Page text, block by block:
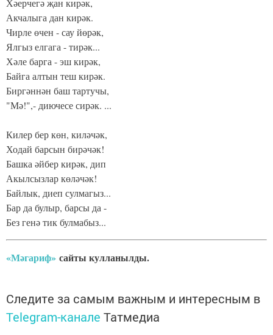
Хәерчегә җан кирәк,
Акчалыга дан кирәк.
Чирле өчен - сау йөрәк,
Ялгыз елгага - тирәк...
Хәле барга - эш кирәк,
Байга алтын теш кирәк.
Биргәннән баш тартучы,
"Мә!",- диючесе сирәк. ...
Килер бер көн, киләчәк,
Ходай барсын бирәчәк!
Башка әйбер кирәк, дип
Акылсызлар көләчәк!
Байлык, диеп сулмагыз...
Бар да булыр, барсы да -
Без генә тик булмабыз...
«Мәгариф» сайты кулланылды.
Следите за самым важным и интересным в
Telegram-канале Татмедиа